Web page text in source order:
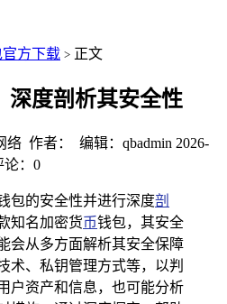
官方下载 > 正文
深度剖析其安全性
络 作者： 编辑：qbadmin 2026-
论：0
包的安全性并进行深度剖
知名加密货币钱包，其安全
会从多方面解析其安全保障
术、私钥管理方式等，以判
户资产和信息，也可能分析